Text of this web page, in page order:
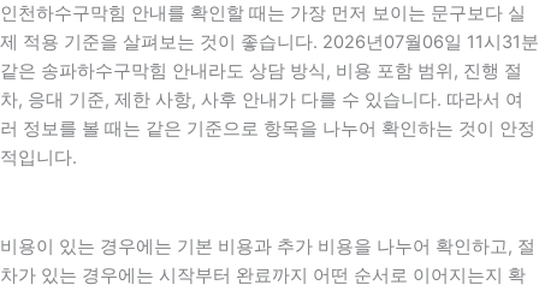
인천하수구막힘 안내를 확인할 때는 가장 먼저 보이는 문구보다 실
제 적용 기준을 살펴보는 것이 좋습니다. 2026년07월06일 11시31분
같은 송파하수구막힘 안내라도 상담 방식, 비용 포함 범위, 진행 절
차, 응대 기준, 제한 사항, 사후 안내가 다를 수 있습니다. 따라서 여
러 정보를 볼 때는 같은 기준으로 항목을 나누어 확인하는 것이 안정
적입니다.
비용이 있는 경우에는 기본 비용과 추가 비용을 나누어 확인하고, 절
차가 있는 경우에는 시작부터 완료까지 어떤 순서로 이어지는지 확